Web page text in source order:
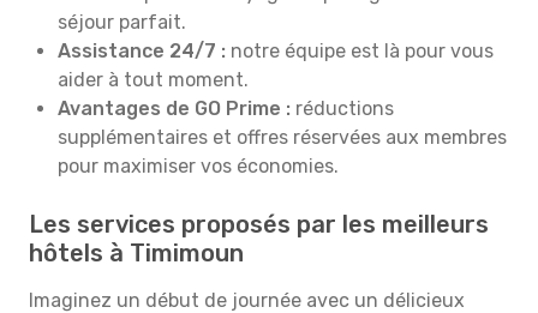
séjour parfait.
Assistance 24/7 : notre équipe est là pour vous
aider à tout moment.
Avantages de GO Prime : réductions
supplémentaires et offres réservées aux membres
pour maximiser vos économies.
Les services proposés par les meilleurs
hôtels à Timimoun
Imaginez un début de journée avec un délicieux